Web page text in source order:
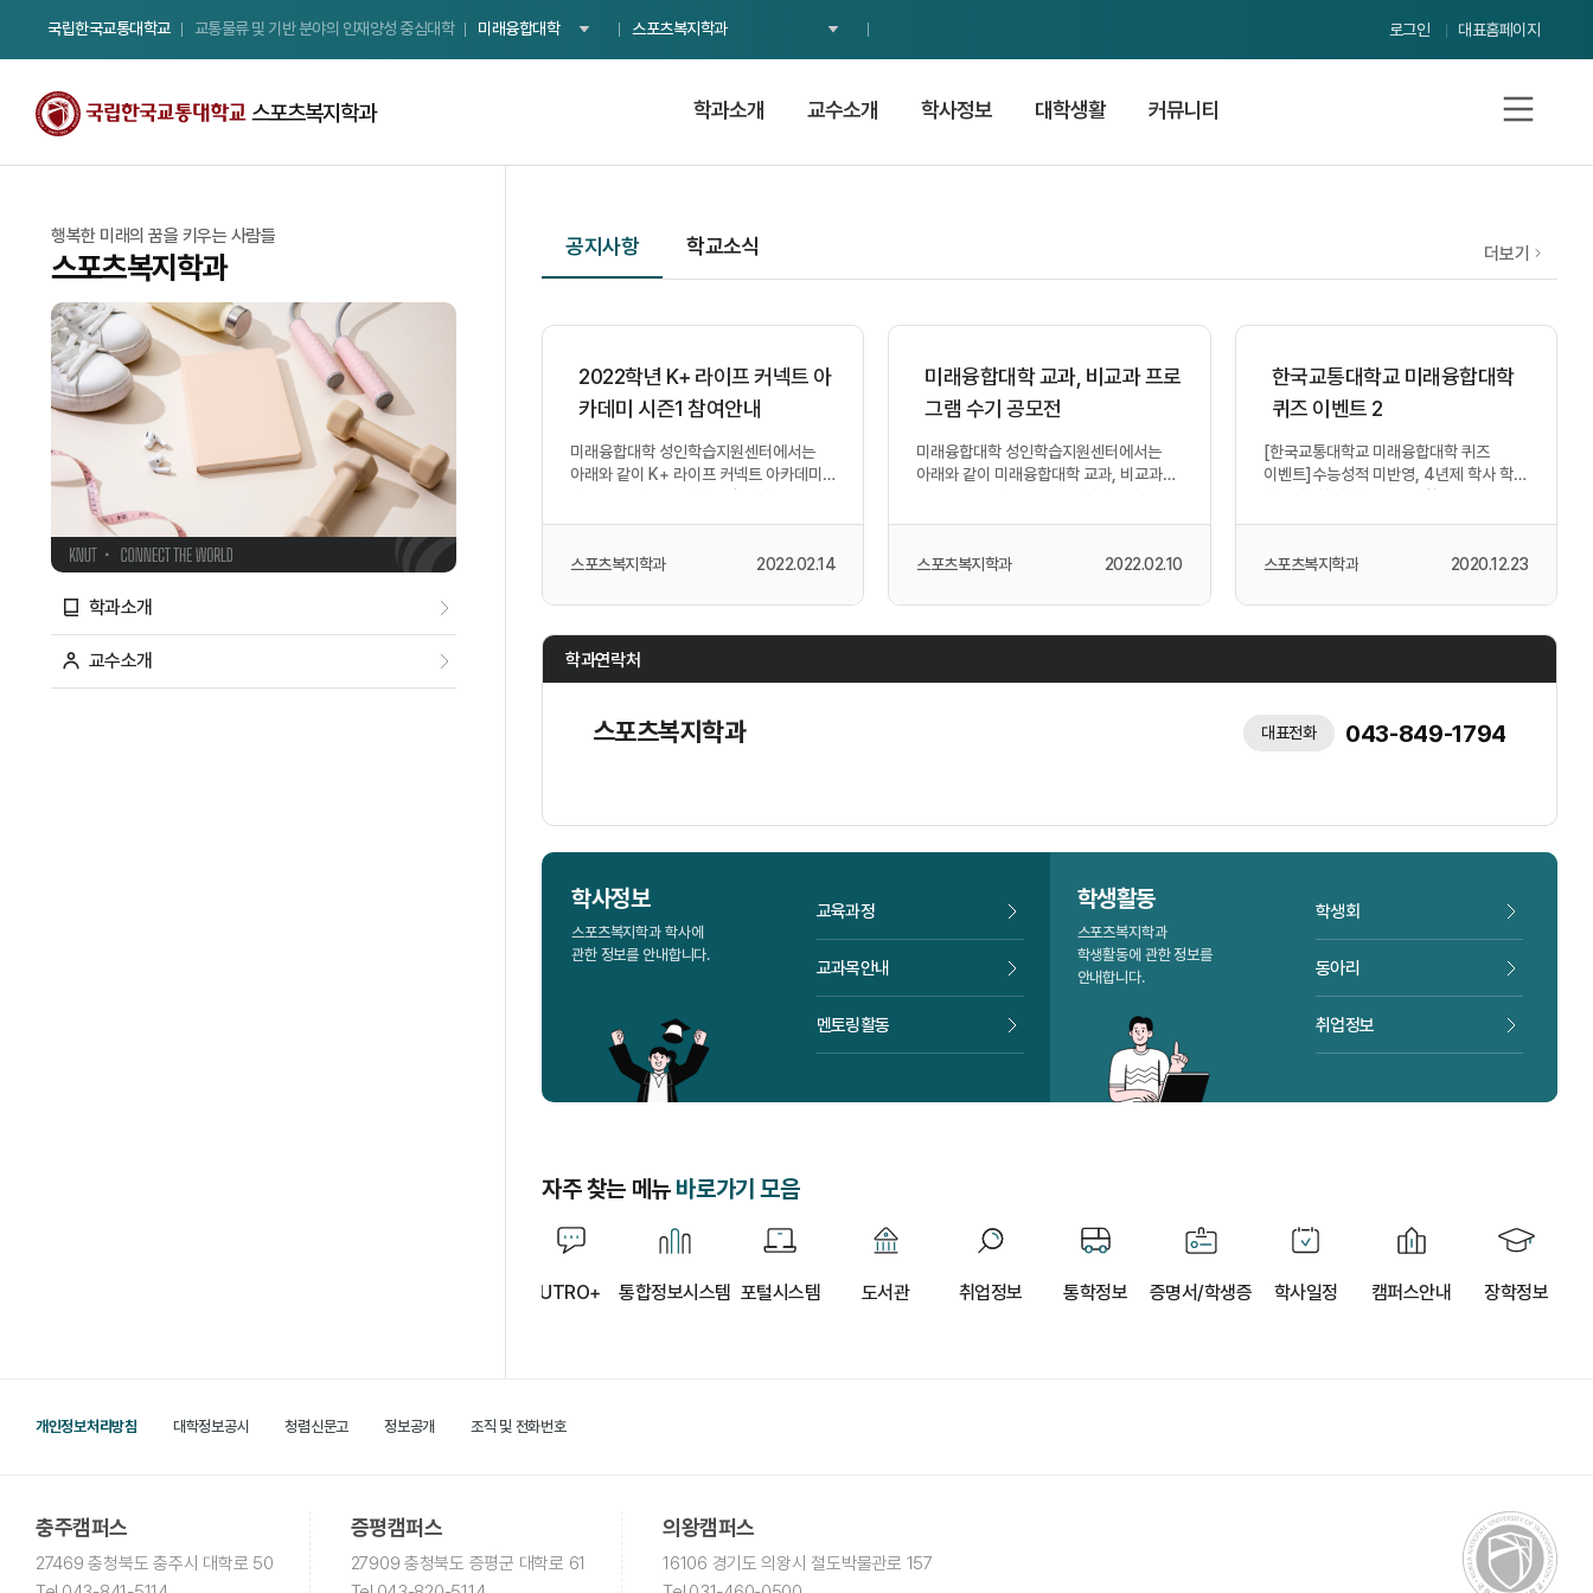
국립한국교통대학교 교통물류 및 기반 분야의 인재양성 중심대학 미래융합대학 스포츠복지학과 로그인 대표홈페이지
스포츠복지학과
국립 한국교통대학교
스포츠복지학과
of Transportation
학과소개 교수소개 학사정보 대학생활 커뮤니티
행복한 미래의 꿈을 키우는 사람들
스포츠복지학과
학과소개
교수소개
공지사항
2022학년 K+ 라이프 커넥트 아
카데미 시즌1 참여안내
미래융합대학 성인학습지원센터에서는
아래와 같이 K+ 라이프 커넥트 아카데미
스포츠복지학과 2022.02.14
미래융합대학 교과, 비교과 프로
그램 수기 공모전
미래융합대학 성인학습지원센터에서는
아래와 같이 미래융합대학 교과, 비교과
스포츠복지학과 2022.02.10
한국교통대학교 미래융합대학
퀴즈 이벤트 2
[한국교통대학교 미래융합대학 퀴즈
이벤트]수능성적 미반영, 4년제 학사 학위
스포츠복지학과
2020.12.23
공
지
더보기
학교소식
학과연락처
스포츠복지학과 대표전화 043-849-1794
학사정보
스포츠복지학과 학사에
관한 정보를 안내합니다.
교육과정
교과목안내
멘토링활동
학생활동
스포츠복지학과
학생활동에 관한 정보를
안내합니다.
학생회
동아리
취업정보
자주
찾는
메뉴
자주 찾는 메뉴 바로가기 모음
UTRO+ 통합정보시스템 포털시스템 도서관 취업정보 통학정보 증명서/학생증 학사일정 캠퍼스안내 장학정보
개인정보처리방침 대학정보공시 청렴신문고 정보공개 조직 및 전화번호
충주캠퍼스
27469 충청북도 충주시 대학로 50
증평캠퍼스
27909 충청북도 증평군 대학로 61
의왕캠퍼스
16106 경기도 의왕시 철도박물관로 157